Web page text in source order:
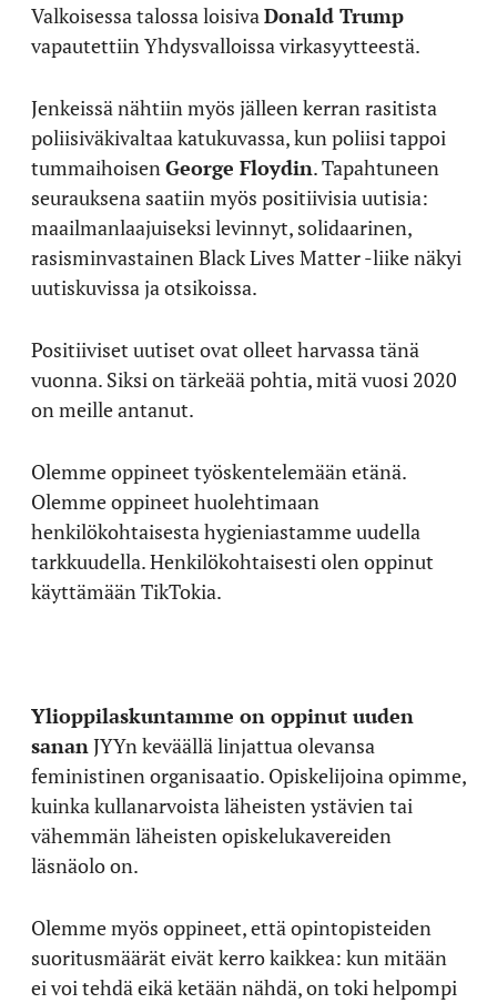
Valkoisessa talossa loisivaDonald Trump
vapautettiin Yhdysvalloissa virkasyytteestä.
Jenkeissä nähtiin myös jälleen kerran rasitista
poliisiväkivaltaa katukuvassa, kun poliisi tappoi
tummaihoisenGeorge Floydin. Tapahtuneen
seurauksena saatiin myös positiivisia uutisia:
maailmanlaajuiseksi levinnyt, solidaarinen,
rasisminvastainen Black Lives Matter -liike näkyi
uutiskuvissa ja otsikoissa.
Positiiviset uutiset ovat olleet harvassa tänä
vuonna. Siksi on tärkeää pohtia, mitä vuosi 2020
on meille antanut.
Olemme oppineet työskentelemään etänä.
Olemme oppineet huolehtimaan
henkilökohtaisesta hygieniastamme uudella
tarkkuudella. Henkilökohtaisesti olen oppinut
käyttämään TikTokia.
Ylioppilaskuntamme on oppinut uuden
sananJYYn keväällä linjattua olevansa
feministinen organisaatio. Opiskelijoina opimme,
kuinka kullanarvoista läheisten ystävien tai
vähemmän läheisten opiskelukavereiden
läsnäolo on.
Olemme myös oppineet, että opintopisteiden
suoritusmäärät eivät kerro kaikkea: kun mitään
ei voi tehdä eikä ketään nähdä, on toki helpompi